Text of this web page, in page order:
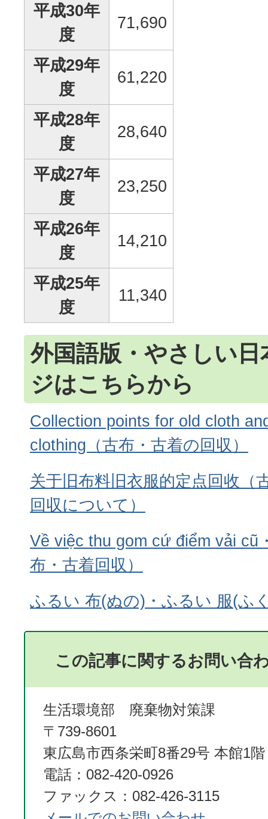
平成30年
度
71,690
平成29年
度
61,220
平成28年
度
28,640
平成27年
度
23,250
平成26年
度
14,210
平成25年
度
11,340
外国語版・やさしい日
ジはこちらから
Collection points for old cloth
clothing（古布・古着の回収）
关于旧布料旧衣服的定点回收（
回収について）
Về việc thu gom cứ điểm vải cũ
布・古着回収）
ふるい 布(ぬの)・ふるい 服(ふ
この記事に関するお問い合
生活環境部 廃棄物対策課
〒739-8601
東広島市西条栄町8番29号 本館1階
電話：082-420-0926
ファックス：082-426-3115